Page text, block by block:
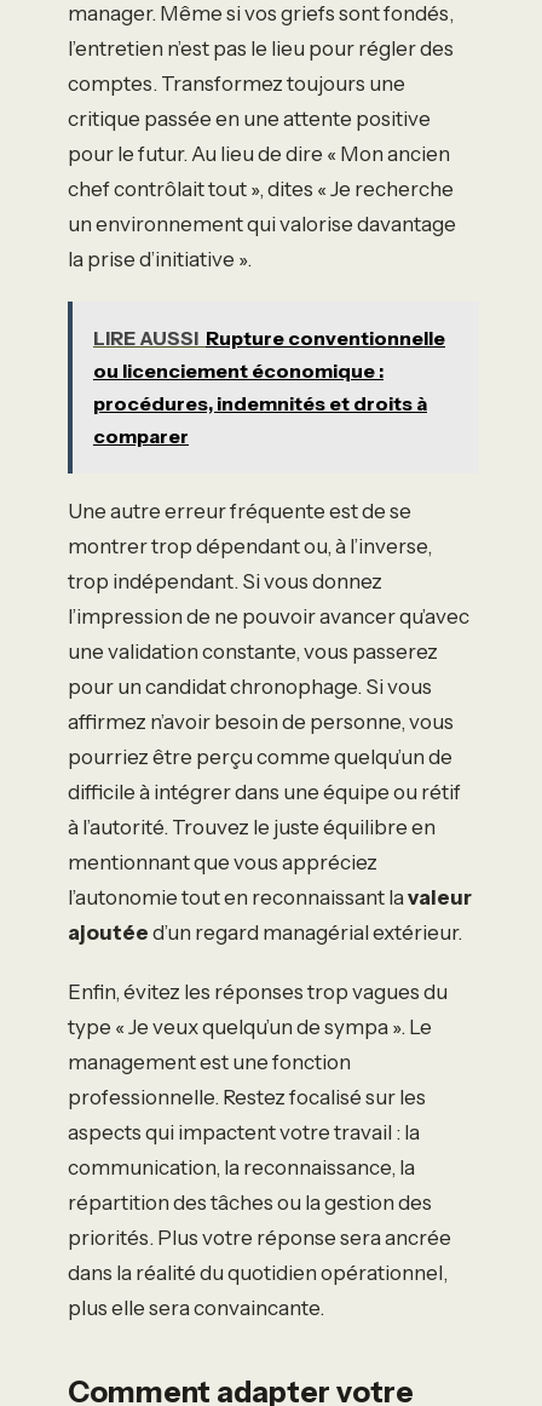
manager. Même si vos griefs sont fondés,
l’entretien n’est pas le lieu pour régler des
comptes. Transformez toujours une
critique passée en une attente positive
pour le futur. Au lieu de dire « Mon ancien
chef contrôlait tout », dites « Je recherche
un environnement qui valorise davantage
la prise d’initiative ».
LIRE AUSSI Rupture conventionnelle
ou licenciement économique :
procédures, indemnités et droits à
comparer
Une autre erreur fréquente est de se
montrer trop dépendant ou, à l’inverse,
trop indépendant. Si vous donnez
l’impression de ne pouvoir avancer qu’avec
une validation constante, vous passerez
pour un candidat chronophage. Si vous
affirmez n’avoir besoin de personne, vous
pourriez être perçu comme quelqu’un de
difficile à intégrer dans une équipe ou rétif
à l’autorité. Trouvez le juste équilibre en
mentionnant que vous appréciez
l’autonomie tout en reconnaissant lavaleur
ajoutée d’un regard managérial extérieur.
Enfin, évitez les réponses trop vagues du
type « Je veux quelqu’un de sympa ». Le
management est une fonction
professionnelle. Restez focalisé sur les
aspects qui impactent votre travail : la
communication, la reconnaissance, la
répartition des tâches ou la gestion des
priorités. Plus votre réponse sera ancrée
dans la réalité du quotidien opérationnel,
plus elle sera convaincante.
Comment adapter votre